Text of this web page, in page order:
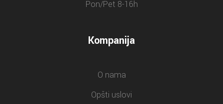
Pon/Pet 8-16h
Kompanija
O nama
Opšti uslovi